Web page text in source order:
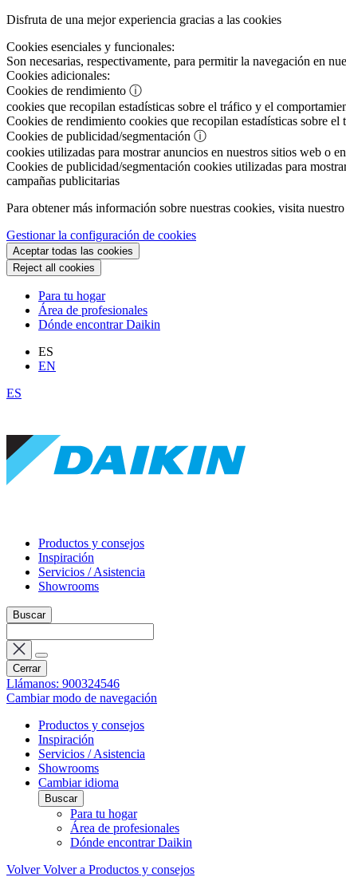
Disfruta de una mejor experiencia gracias a las cookies
Cookies esenciales y funcionales:
Son necesarias, respectivamente, para permitir la navegación en
Cookies adicionales:
Cookies de rendimiento ⓘ
cookies que recopilan estadísticas sobre el tráfico y el
Cookies de rendimiento cookies que recopilan estadísticas sobre
Cookies de publicidad/segmentación ⓘ
cookies utilizadas para mostrar anuncios en nuestros sitios web o
Cookies de publicidad/segmentación cookies utilizadas para
campañas publicitarias
Para obtener más información sobre nuestras cookies, visita nuestro
Gestionar la configuración de cookies
Aceptar todas las cookies
Reject all cookies
Para tu hogar
Área de profesionales
Dónde encontrar Daikin
ES
EN
ES
Productos y consejos
Inspiración
Servicios / Asistencia
Showrooms
Buscar
Cerrar
Llámanos: 900324546
Cambiar modo de navegación
Productos y consejos
Inspiración
Servicios / Asistencia
Showrooms
Cambiar idioma
Buscar
Para tu hogar
Área de profesionales
Dónde encontrar Daikin
Volver Volver a Productos y consejos